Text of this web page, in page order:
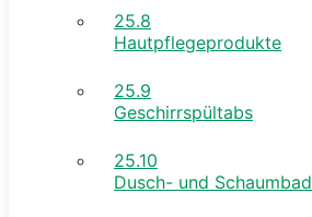
25.8
Hautpflegeprodukte
25.9
Geschirrspültabs
25.10
Dusch- und Schaumbad